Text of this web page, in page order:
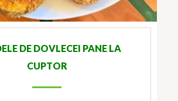
DE DOVLECEI PANE LA
CUPTOR